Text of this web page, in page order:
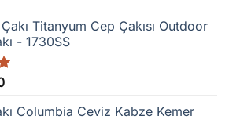
Titanyum Cep Çakısı Outdoor
- 1730SS
Columbia Ceviz Kabze Kemer